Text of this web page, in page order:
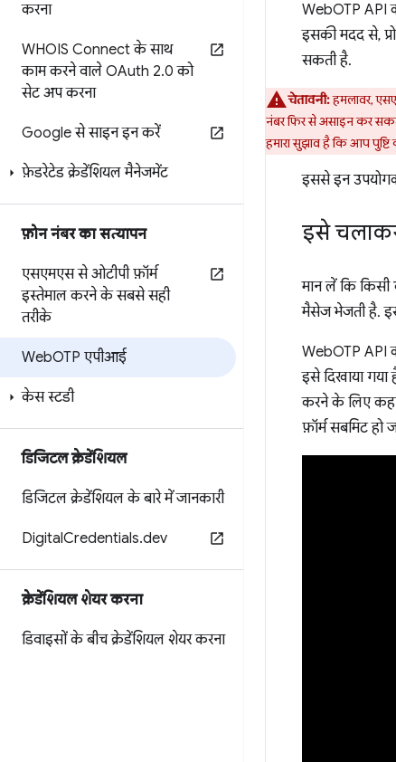
करना
WHOIS Connect के साथ
काम करने वाले OAuth 2.0 को
सेट अप करना
Google से साइन इन करें
फ़ेडरेटेड क्रेडेंशियल मैनेजमेंट
फ़ोन नंबर का सत्यापन
एसएमएस से ओटीपी फ़ॉर्म
इस्तेमाल करने के सबसे सही
तरीके
WebOTP एपीआई
केस स्टडी
डिजिटल क्रेडेंशियल
डिजिटल क्रेडेंशियल के बारे में जानकारी
DigitalCredentials.dev
क्रेडेंशियल शेयर करना
डिवाइसों के बीच क्रेडेंशियल शेयर करना
WebOTP API
इसकी मदद से,
सकती है.
चेतावनी:हमलावर,
नंबर फिर से असाइन कर
हमारा सुझाव है कि आप
इससे इन
इसे
मान लें कि किसी
मैसेज भेजती है.
WebOTP API
इसे दिखाया
करने के लिए कहा
फ़ॉर्म सबमिट हो